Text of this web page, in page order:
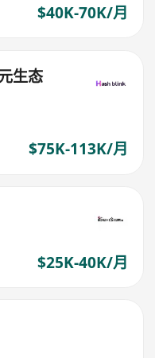
$40K-70K/月
生态
$75K-113K/月
$25K-40K/月